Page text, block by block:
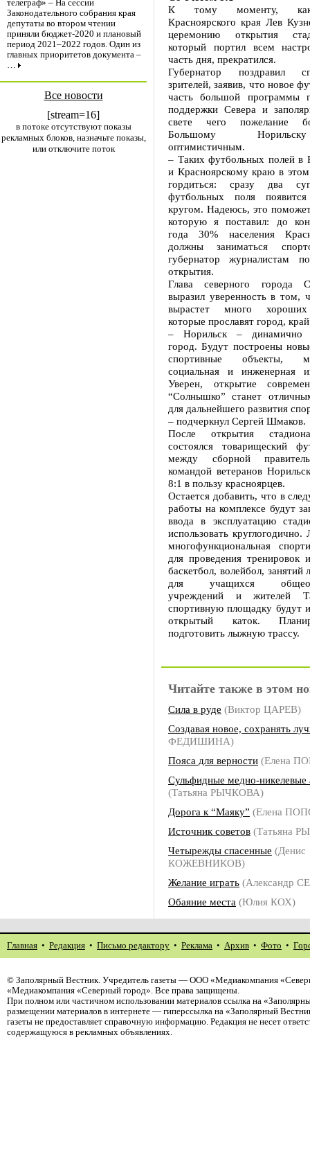
телеграф» – На сессии
Законодательного собрания края
депутаты во втором чтении
приняли бюджет-2020 и плановый
период 2021–2022 годов. Один из
главных приоритетов документа –
…
Все новости
[stream=16]
в потоке отсутствуют показы
рекламных блоков, назначьте показы,
или отключите поток
К тому моменту, как
Красноярского края Лев
церемонию открытия
который портил всем
часть дня, прекратился.
Губернатор поздравил
зрителей, заявив, что новое
часть большой программы
поддержки Севера и
свете чего пожелание
Большому
оптимистичным.
– Таких футбольных полей в
и Красноярскому краю в
гордиться: сразу два
футбольных поля
кругом. Надеюсь, это
которую я поставил: до
года 30% населения
должны заниматься
губернатор журналистам
открытия.
Глава северного города
выразил уверенность в том,
вырастет много хороших
которые прославят город,
– Норильск – динамично
город. Будут построены
спортивные объекты,
социальная и инженерная
Уверен, открытие
“Солнышко” станет
для дальнейшего развития
– подчеркнул Сергей Шмаков.
После открытия
состоялся товарищеский
между сборной
командой ветеранов
8:1 в пользу красноярцев.
Остается добавить, что в
работы на комплексе будут
ввода в эксплуатацию
использовать круглогодично.
многофункциональная
для проведения тренировок
баскетбол, волейбол, занятий
для учащихся
учреждений и жителей
спортивную площадку будут
открытый каток.
подготовить лыжную трассу.
Читайте также в этом
Сила в руде (Виктор ЦАРЕВ)
Создавая новое, сохранять
ФЕДИШИНА)
Пояса для верности (Елена
Сульфидные медно-никелевые
(Татьяна РЫЧКОВА)
Дорога к “Маяку” (Елена
Источник советов (Татьяна
Четырежды спасенные (Денис
КОЖЕВНИКОВ)
Желание играть (Александр
Обаяние места (Юлия КОХ)
Главная • Редакция • Письмо редактору • Реклама • Архив • Фото •
© Заполярный Вестник. Учредитель газеты — ООО «Медиакомпания
«Медиакомпания «Северный город». Все права защищены.
При полном или частичном использовании материалов ссылка на
размещении материалов в интернете — гиперссылка на «Заполярный
газеты не предоставляет справочную информацию. Редакция не несет
содержащуюся в рекламных объявлениях.